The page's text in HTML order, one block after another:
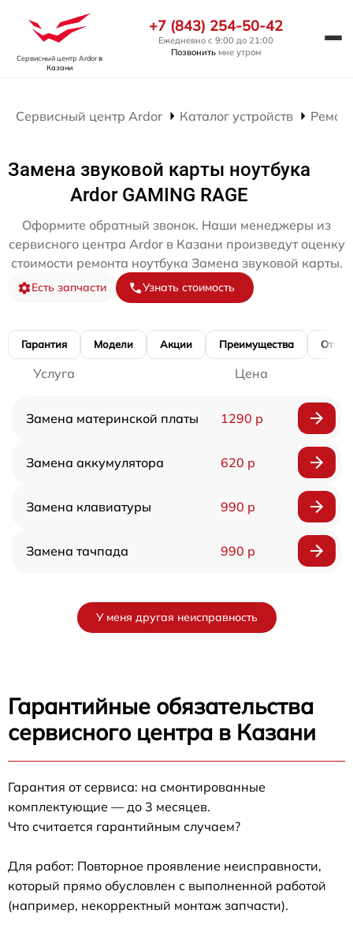
Сервисный центр Ardorв
Казани
+7 (843) 254-50-42
Ежедневно с 9:00 до 21:00
Позвонить мне утром
Сервисный центр Ardor Каталог устройств
Замена звуковой карты ноутбука
Ardor GAMING RAGE
Оформите обратный звонок. Наши менеджеры из
сервисного центра Ardor в Казани произведут оценку
стоимости ремонта ноутбука Замена звуковой карты.
Есть запчасти Узнать стоимость
Гарантия Модели Акции Преимущества
Услуга Цена
Замена материнской платы 1290 р
Замена аккумулятора 620 р
Замена клавиатуры 990 р
Замена тачпада 990 р
У меня другая неисправность
Гарантийные обязательства
сервисного центра в Казани
Гарантия от сервиса: на смонтированные
комплектующие — до 3 месяцев.
Что считается гарантийным случаем?
Для работ: Повторное проявление неисправности,
который прямо обусловлен с выполненной работой
(например, некорректный монтаж запчасти).